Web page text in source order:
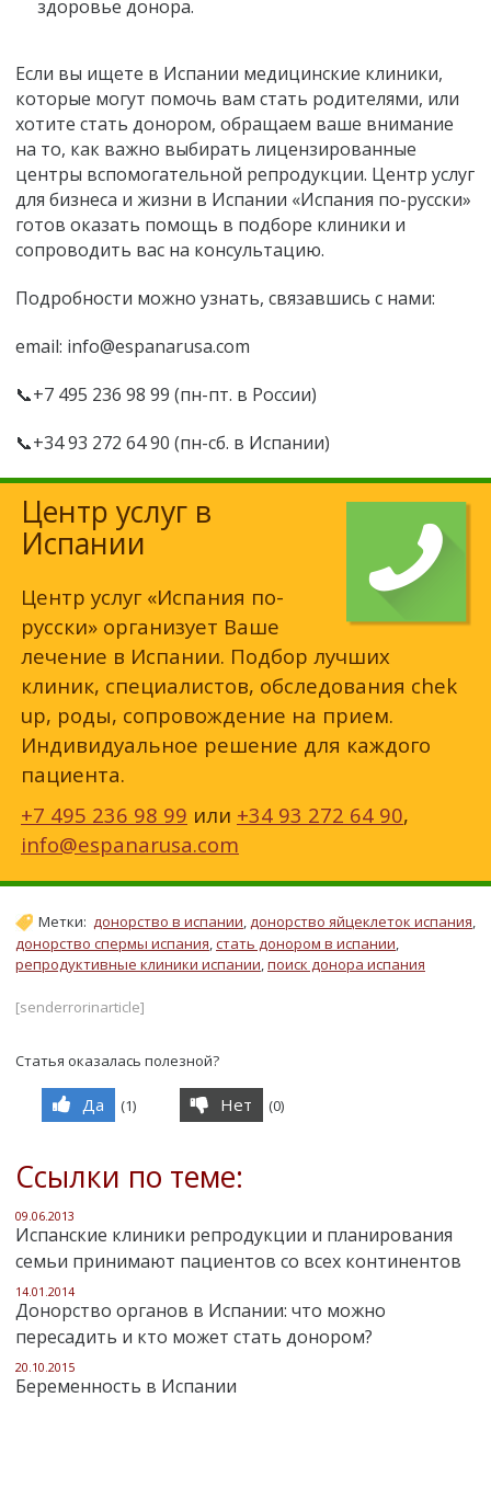
здоровье донора.
Если вы ищете в Испании медицинские клиники,
которые могут помочь вам стать родителями, или
хотите стать донором, обращаем ваше внимание
на то, как важно выбирать лицензированные
центры вспомогательной репродукции. Центр услуг
для бизнеса и жизни в Испании «Испания по-русски»
готов оказать помощь в подборе клиники и
сопроводить вас на консультацию.
Подробности можно узнать, связавшись с нами:
email: info@espanarusa.com
📞+7 495 236 98 99 (пн-пт. в России)
📞+34 93 272 64 90 (пн-сб. в Испании)
Центр услуг в
Испании
Центр услуг «Испания по-
русски» организует Ваше
лечение в Испании. Подбор лучших
клиник, специалистов, обследования chek
up, роды, сопровождение на прием.
Индивидуальное решение для каждого
пациента.
+7 495 236 98 99 или +34 93 272 64 90,
info@espanarusa.com
Метки: донорство в испании,донорство яйцеклеток испания,
донорство спермы испания,стать донором в испании,
репродуктивные клиники испании,поиск донора испания
[senderrorinarticle]
Статья оказалась полезной?
Да (1) Нет (0)
Ссылки по теме:
09.06.2013
Испанские клиники репродукции и планирования
семьи принимают пациентов со всех континентов
14.01.2014
Донорство органов в Испании: что можно
пересадить и кто может стать донором?
20.10.2015
Беременность в Испании